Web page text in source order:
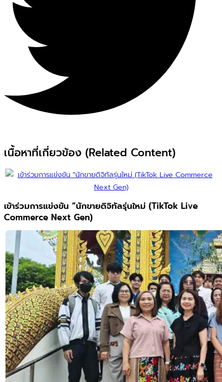
เนื้อหาที่เกี่ยวข้อง (Related Content)
เข้าร่วมการแข่งขัน “นักขายดิจิทัลรุ่นใหม่ (TikTok Live
Commerce Next Gen)